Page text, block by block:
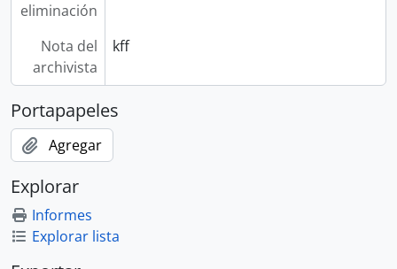
eliminación
Nota del
archivista
kff
Portapapeles
Agregar
Explorar
Informes
Explorar lista